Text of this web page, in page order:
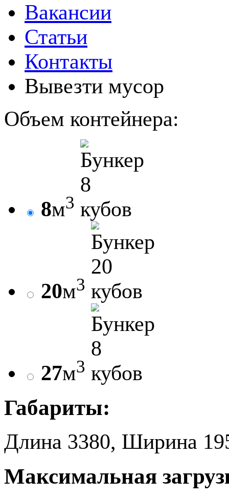
Вакансии
Статьи
Контакты
Вывезти мусор
Объем контейнера:
8м3
20м3
27м3
Габариты:
Длина 3380, Ширина
Максимальная